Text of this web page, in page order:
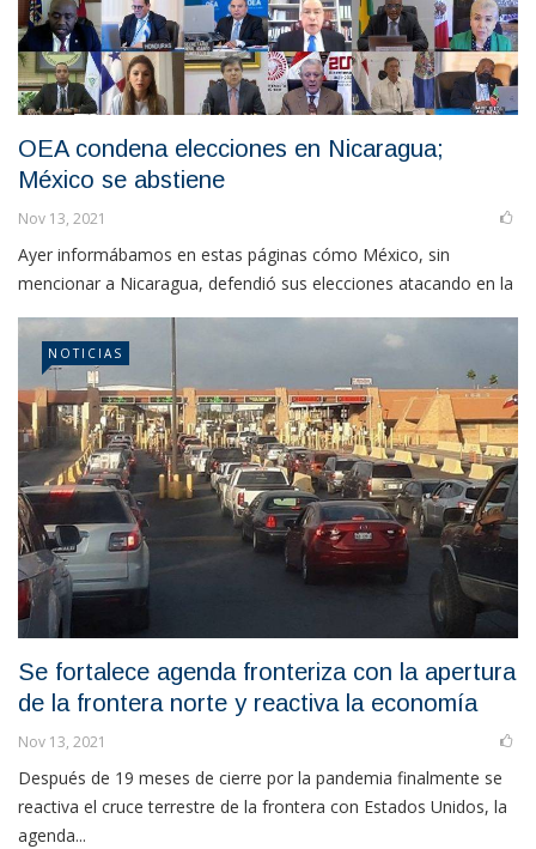
OEA condena elecciones en Nicaragua;
México se abstiene
Nov 13, 2021
Ayer informábamos en estas páginas cómo México, sin
mencionar a Nicaragua, defendió sus elecciones atacando en la
NOTICIAS
Se fortalece agenda fronteriza con la apertura
de la frontera norte y reactiva la economía
Nov 13, 2021
Después de 19 meses de cierre por la pandemia finalmente se
reactiva el cruce terrestre de la frontera con Estados Unidos, la
agenda...